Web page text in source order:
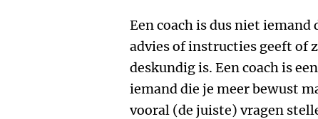
Een coach is dus niet
advies of instructies geeft of
deskundig is. Een coach is
iemand die je meer bewust
vooral (de juiste) vragen